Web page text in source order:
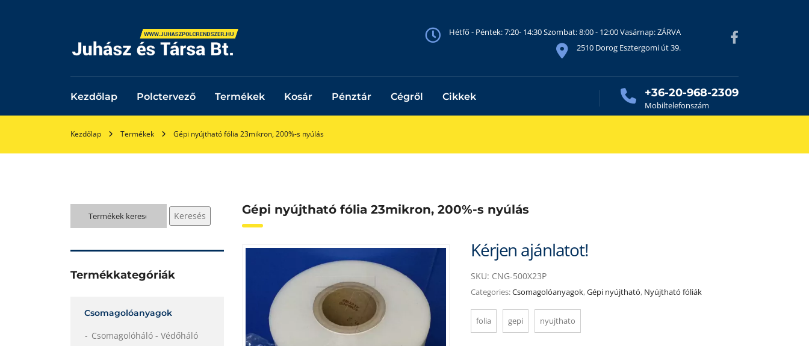
Hétfő - Péntek: 7:20- 14:30 Szombat: 8:00 - 12:00 Vasárnap: ZÁRVA
2510 Dorog Esztergomi út 39.
Kezdőlap Polctervező Termékek Kosár Pénztár Cégről Cikkek +36-20-968-2309
Mobiltelefonszám
Kezdőlap Termékek Gépi nyújtható fólia 23mikron, 200%-s nyúlás
Gépi nyújtható fólia 23mikron, 200%-s nyúlás
Kérjen ajánlatot!
SKU: CNG-500X23P
Categories:Csomagolóanyagok,Gépi nyújtható, Nyújtható fóliák
folia gepi nyujthato
Keresés
a
Keresés
Termékkategóriák
Csomagolóanyagok
Csomagolóháló - Védőháló